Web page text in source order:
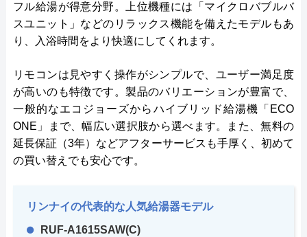
フル給湯が得意分野。上位機種には「マイクロバブルバ
スユニット」などのリラックス機能を備えたモデルもあ
り、入浴時間をより快適にしてくれます。
リモコンは見やすく操作がシンプルで、ユーザー満足度
が高いのも特徴です。製品のバリエーションが豊富で、
一般的なエコジョーズからハイブリッド給湯機「ECO
ONE」まで、幅広い選択肢から選べます。また、無料の
延長保証（3年）などアフターサービスも手厚く、初めて
の買い替えでも安心です。
リンナイの代表的な人気給湯器モデル
RUF-A1615SAW(C)